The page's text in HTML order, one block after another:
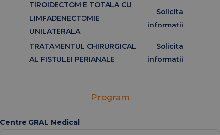
TIROIDECTOMIE TOTALA CU
LIMFADENECTOMIE
UNILATERALA
Solicita
informatii
TRATAMENTUL CHIRURGICAL
AL FISTULEI PERIANALE
Solicita
informatii
Program
Centre GRAL Medical
Ian Feb